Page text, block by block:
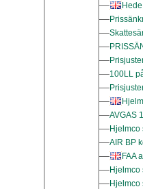
100LL
AVGAS
Hjelmco
AIR BP
FAA
Hjelmco
Hjelmco